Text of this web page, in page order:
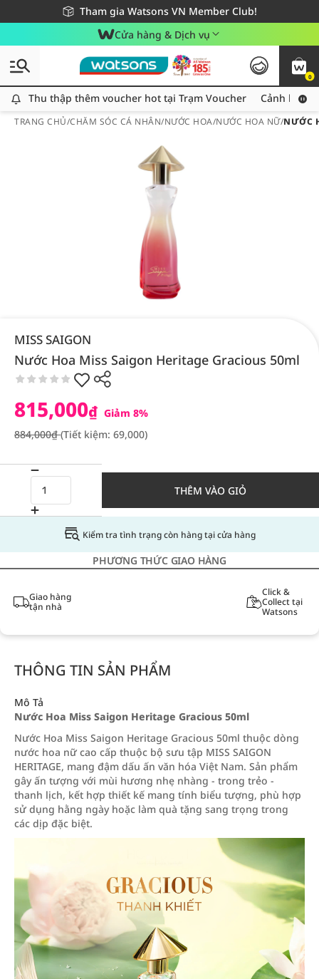
Tham gia Watsons VN Member Club!
Miễn phí giao hàng cho đơn hàng từ 249,000Đ
Giao hàng nhanh 24h - Áp dụng khu vực TP. Hồ Chí Minh
Cửa hàng & Dịch vụ
0
Thu thập thêm voucher hot tại Trạm Voucher
Thu thập thêm voucher hot tại Trạm Voucher Cảnh báo
TRANG CHỦ/CHĂM SÓC CÁ NHÂN/NƯỚC HOA/NƯỚC HOA NỮ/NƯỚC
MISS SAIGON
Nước Hoa Miss Saigon Heritage Gracious 50ml
815,000₫ Giảm 8%
884,000₫(Tiết kiệm: 69,000)
THÊM VÀO GIỎ
Kiểm tra tình trạng còn hàng tại cửa hàng
PHƯƠNG THỨC GIAO HÀNG
Giao hàng
tận nhà
Click &
Collect tại
Watsons
THÔNG TIN SẢN PHẨM
Mô Tả
Nước Hoa Miss Saigon Heritage Gracious 50ml
Nước Hoa Miss Saigon Heritage Gracious 50ml thuộc dòng
nước hoa nữ cao cấp thuộc bộ sưu tập MISS SAIGON
HERITAGE, mang đậm dấu ấn văn hóa Việt Nam. Sản phẩm
gây ấn tượng với mùi hương nhẹ nhàng - trong trẻo -
thanh lịch, kết hợp thiết kế mang tính biểu tượng, phù hợp
sử dụng hằng ngày hoặc làm quà tặng sang trọng trong
các dịp đặc biệt.